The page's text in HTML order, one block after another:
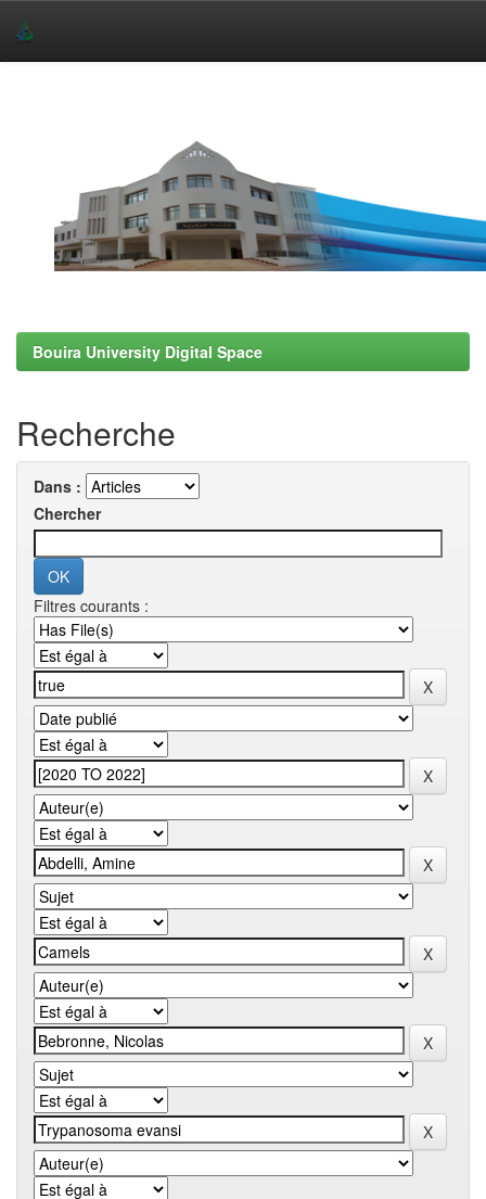
Bouira University Digital Space
Recherche
Dans :
Chercher
Filtres courants :